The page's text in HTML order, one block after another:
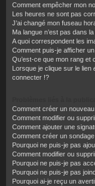
Comment empêcher mon
Les heures ne sont pas
J’ai changé mon fuseau
Ma langue n’est pas dans la
A quoi correspondent les
Comment puis-je afficher
Qu’est-ce que mon rang et
Lorsque je clique sur le lien
connecter !?
Comment créer un
Comment modifier ou
Comment ajouter une
Comment créer un
Pourquoi ne puis-je pas
Comment modifier ou
Pourquoi ne puis-je pas
Pourquoi ne puis-je pas
Pourquoi ai-je reçu un